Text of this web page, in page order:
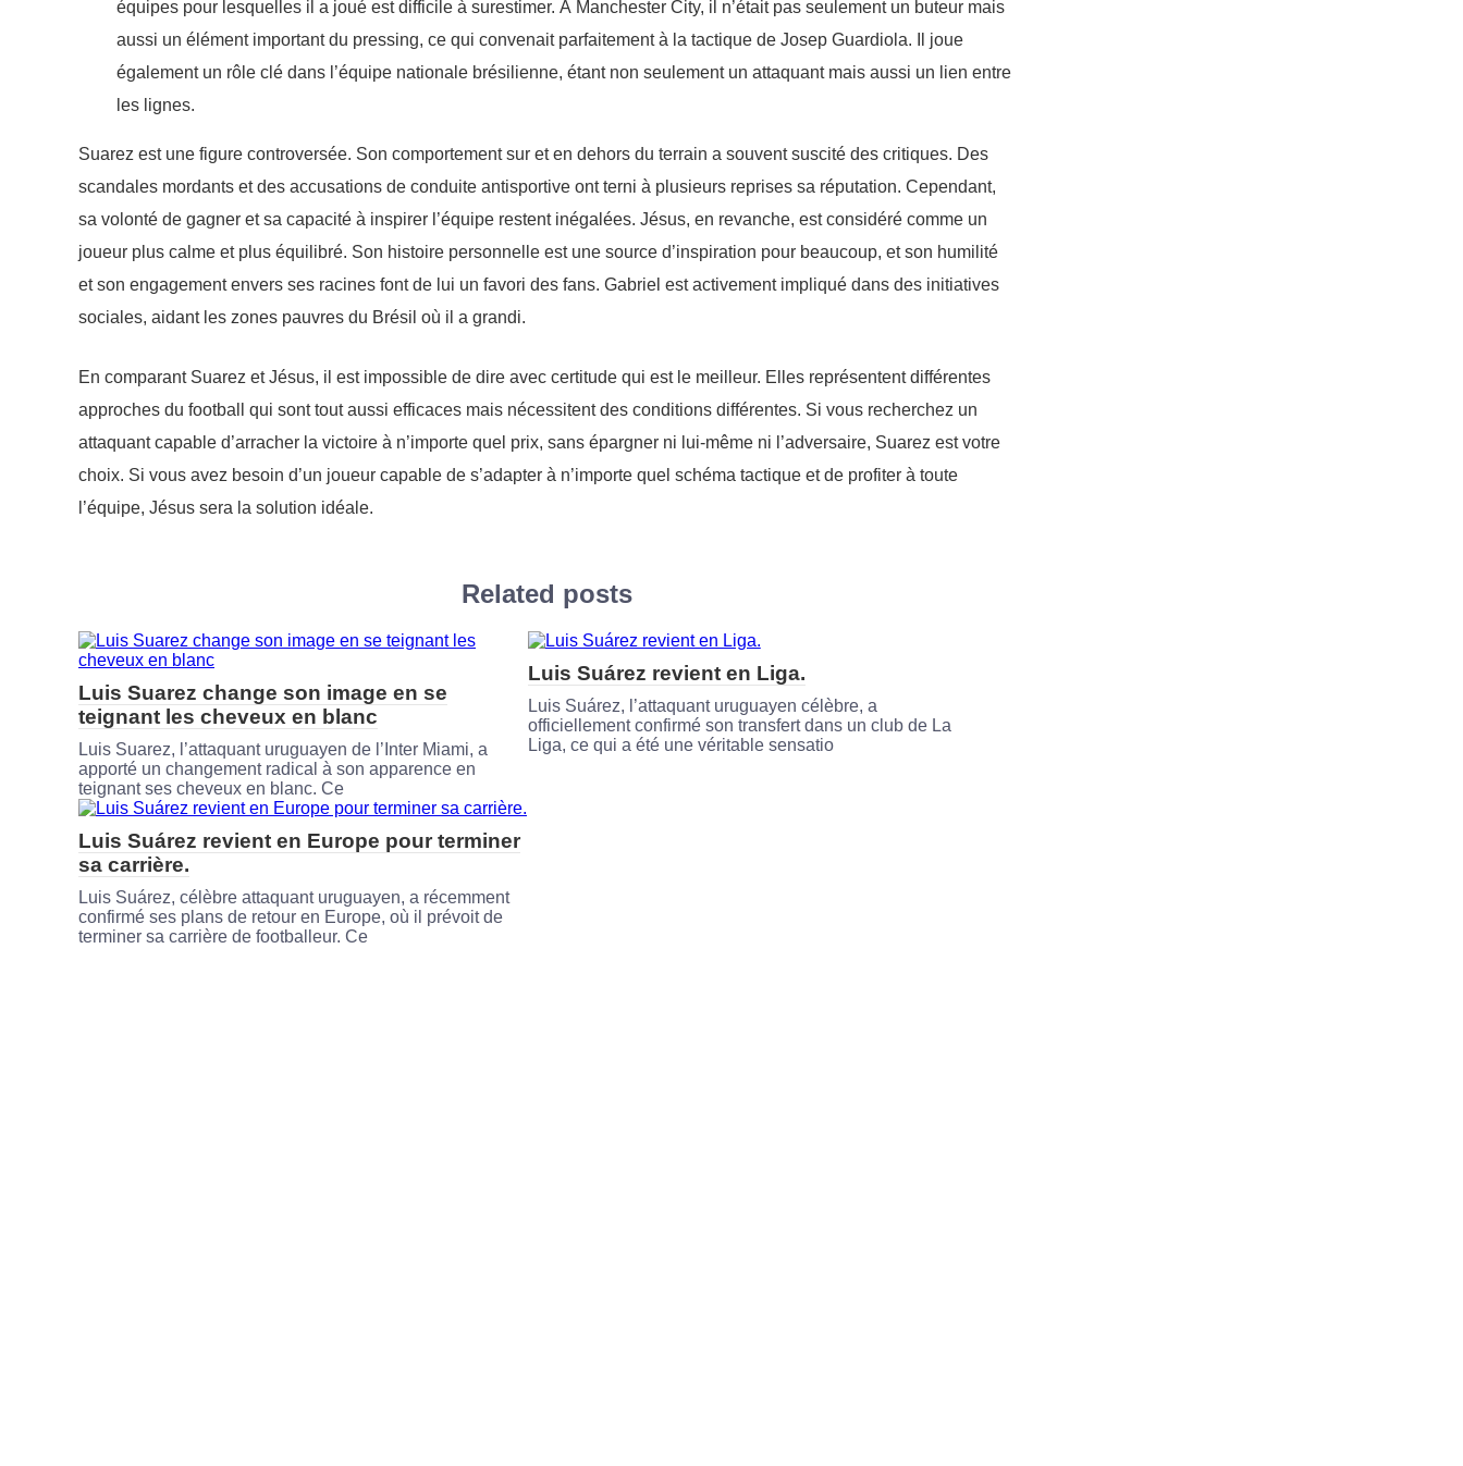
équipes pour lesquelles il a joué est difficile à surestimer. À Manchester City, il n’était pas seulement un buteur mais
aussi un élément important du pressing, ce qui convenait parfaitement à la tactique de Josep Guardiola. Il joue
également un rôle clé dans l’équipe nationale brésilienne, étant non seulement un attaquant mais aussi un lien entre
les lignes.
Suarez est une figure controversée. Son comportement sur et en dehors du terrain a souvent suscité des critiques. Des
scandales mordants et des accusations de conduite antisportive ont terni à plusieurs reprises sa réputation. Cependant,
sa volonté de gagner et sa capacité à inspirer l’équipe restent inégalées. Jésus, en revanche, est considéré comme un
joueur plus calme et plus équilibré. Son histoire personnelle est une source d’inspiration pour beaucoup, et son humilité
et son engagement envers ses racines font de lui un favori des fans. Gabriel est activement impliqué dans des initiatives
sociales, aidant les zones pauvres du Brésil où il a grandi.
En comparant Suarez et Jésus, il est impossible de dire avec certitude qui est le meilleur. Elles représentent différentes
approches du football qui sont tout aussi efficaces mais nécessitent des conditions différentes. Si vous recherchez un
attaquant capable d’arracher la victoire à n’importe quel prix, sans épargner ni lui-même ni l’adversaire, Suarez est votre
choix. Si vous avez besoin d’un joueur capable de s’adapter à n’importe quel schéma tactique et de profiter à toute
l’équipe, Jésus sera la solution idéale.
Related posts
Luis Suarez change son image en se
teignant les cheveux en blanc
Luis Suarez, l’attaquant uruguayen de l’Inter Miami, a
apporté un changement radical à son apparence en
teignant ses cheveux en blanc. Ce
Luis Suárez revient en Liga.
Luis Suárez, l’attaquant uruguayen célèbre, a
officiellement confirmé son transfert dans un club de La
Liga, ce qui a été une véritable sensatio
Luis Suárez revient en Europe pour terminer
sa carrière.
Luis Suárez, célèbre attaquant uruguayen, a récemment
confirmé ses plans de retour en Europe, où il prévoit de
terminer sa carrière de footballeur. Ce